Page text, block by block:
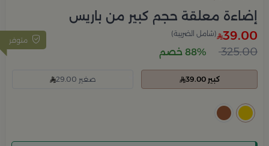
إضاءة معلقة حجم كبير من باريس
متوفر 39.00 (شامل الضريبة)
325.00 88% خصم
كبير 39.00 صغير 29.00